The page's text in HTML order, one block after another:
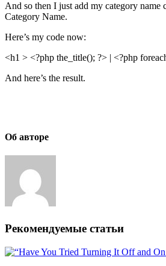
And so then I just add my category
Category Name.
Here’s my code now:
<h1 > <?php the_title(); ?> | <?php
And here’s the result.
Об авторе
Рекомендуемые статьи